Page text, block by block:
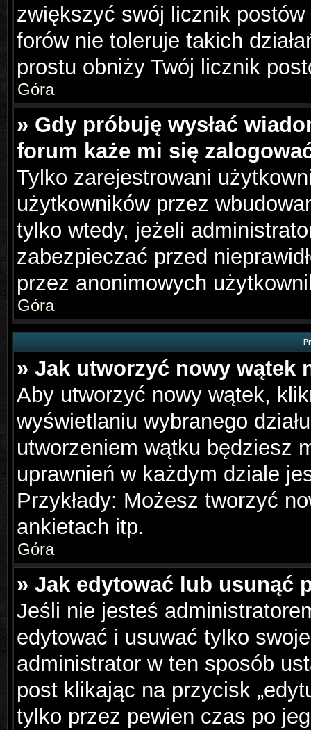
zwiększyć swój licznik
forów nie toleruje takich
prostu obniży Twój licznik
Góra
» Gdy próbuję wysłać
forum każe mi się
Tylko zarejestrowani
użytkowników przez
tylko wtedy, jeżeli
zabezpieczać przed
przez anonimowych
Góra
» Jak utworzyć nowy wątek
Aby utworzyć nowy wątek,
wyświetlaniu wybranego
utworzeniem wątku będziesz
uprawnień w każdym dziale
Przykłady: Możesz tworzyć
ankietach itp.
Góra
» Jak edytować lub usunąć
Jeśli nie jesteś
edytować i usuwać tylko
administrator w ten sposób
post klikając na przycisk
tylko przez pewien czas po